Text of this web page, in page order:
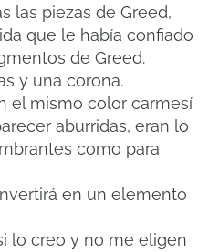
las piezas de Greed,
que le había confiado
de Greed.
y una corona.
el mismo color carmesí
aburridas, eran lo
como para
en un elemento
lo creo y no me eligen